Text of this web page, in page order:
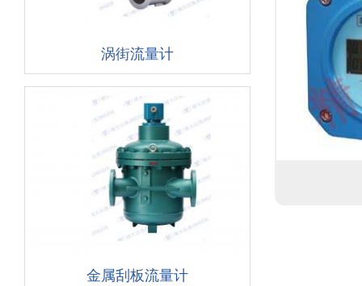
涡街流量计
金属刮板流量计